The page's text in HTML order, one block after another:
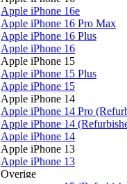
Apple iPhone 16e
Apple iPhone 16 Pro Max
Apple iPhone 16 Plus
Apple iPhone 16
Apple iPhone 15
Apple iPhone 15 Plus
Apple iPhone 15
Apple iPhone 14
Apple iPhone 14 Pro
Apple iPhone 14
Apple iPhone 14
Apple iPhone 13
Apple iPhone 13
Overige